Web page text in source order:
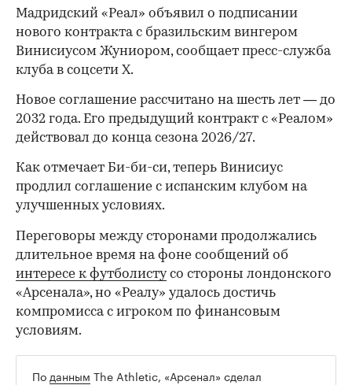
Мадридский «Реал» объявил о подписании
нового контракта с бразильским вингером
Винисиусом Жуниором, сообщает пресс-служба
клуба в соцсети X.
Новое соглашение рассчитано на шесть лет — до
2032 года. Его предыдущий контракт с «Реалом»
действовал до конца сезона 2026/27.
Как отмечает Би-би-си, теперь Винисиус
продлил соглашение с испанским клубом на
улучшенных условиях.
Переговоры между сторонами продолжались
длительное время на фоне сообщений об
интересе к футболистусо стороны лондонского
«Арсенала», но «Реалу» удалось достичь
компромисса с игроком по финансовым
условиям.
По данным The Athletic, «Арсенал» сделал